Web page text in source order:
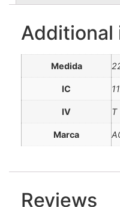
Additional
Medida
IC
IV T
Marca
Reviews